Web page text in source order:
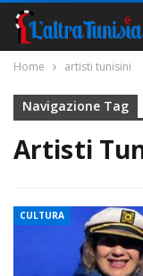
Home artisti tunisini
Navigazione Tag
Artisti
CULTURA